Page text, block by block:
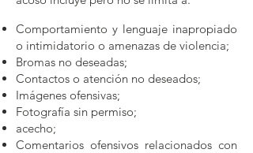
Comportamiento y lenguaje inapropiado
o intimidatorio o amenazas de violencia;
Bromas no deseadas;
Contactos o atención no deseados;
Imágenes ofensivas;
Fotografía sin permiso;
acecho;
Comentarios ofensivos relacionados con